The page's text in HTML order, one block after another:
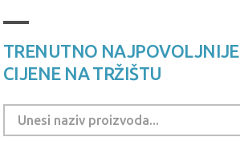
TRENUTNO NAJPOVOLJNIJE
CIJENE NA TRŽIŠTU